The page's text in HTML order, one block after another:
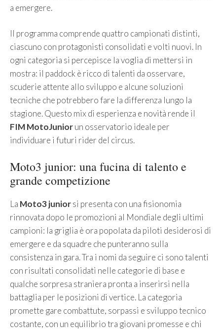
a emergere.
Il programma comprende quattro campionati distinti,
ciascuno con protagonisti consolidati e volti nuovi. In
ogni categoria si percepisce la voglia di mettersi in
mostra: il paddock è ricco di talenti da osservare,
scuderie attente allo sviluppo e alcune soluzioni
tecniche che potrebbero fare la differenza lungo la
stagione. Questo mix di esperienza e novità rende il
FIM MotoJuniorun osservatorio ideale per
individuare i futuri rider del circus.
Moto3 junior: una fucina di talento e
grande competizione
La Moto3 juniorsi presenta con una fisionomia
rinnovata dopo le promozioni al Mondiale degli ultimi
campioni: la griglia è ora popolata da piloti desiderosi di
emergere e da squadre che punteranno sulla
consistenza in gara. Tra i nomi da seguire ci sono talenti
con risultati consolidati nelle categorie di base e
qualche sorpresa straniera pronta a inserirsi nella
battaglia per le posizioni di vertice. La categoria
promette gare combattute, sorpassi e sviluppo tecnico
costante, con un equilibrio tra giovani promesse e chi